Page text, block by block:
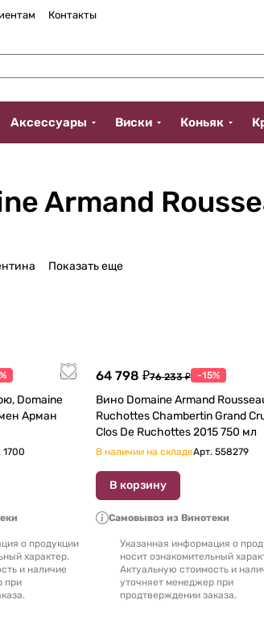
Контакты
Аксессуары Виски Коньяк
Armand
Показать еще
Domaine
Арман
1700
о продукции
характер.
и наличие
при
64 798 ₽76 233 ₽ -15%
Вино Domaine Armand
Ruchottes Chambertin Grand
Clos De Ruchottes 2015 750 мл
В наличии на складеАрт. 558279
В корзину
Самовывоз из Винотеки
Указанная информация о
носит ознакомительный
Актуальную стоимость и
уточняет менеджер при
продтверждении заказа.